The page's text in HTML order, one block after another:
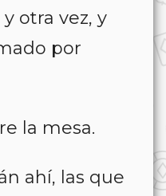
otra vez, y
por
la mesa.
ahí, las que